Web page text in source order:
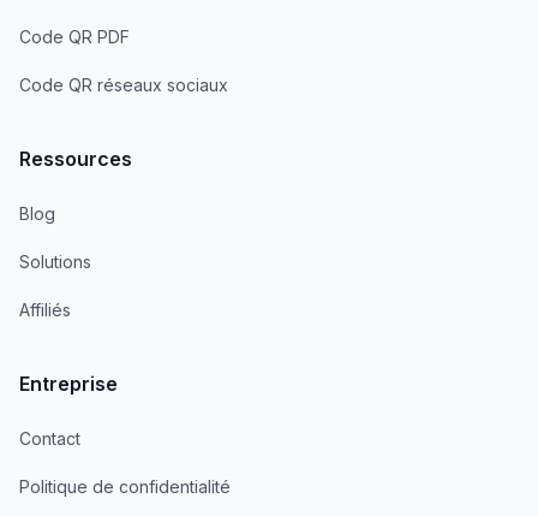
Code QR PDF
Code QR réseaux sociaux
Ressources
Blog
Solutions
Affiliés
Entreprise
Contact
Politique de confidentialité